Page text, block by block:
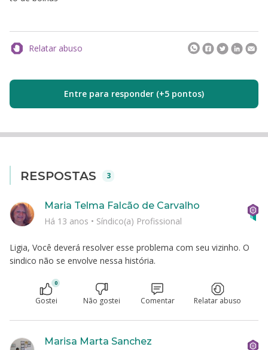
Relatar abuso
Entre para responder (+5 pontos)
RESPOSTAS 3
Ligia, Você deverá resolver esse problema com seu vizinho. O
sindico não se envolve nessa história.
Maria Telma Falcão de Carvalho
Há 13 anos • Síndico(a) Profissional
0
Gostei Não gostei Comentar Relatar abuso
Marisa Marta Sanchez